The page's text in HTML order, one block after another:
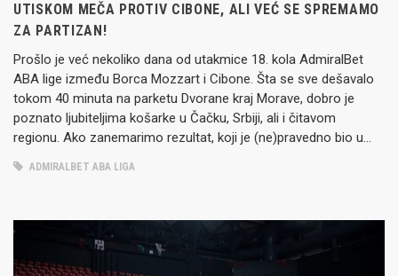
UTISKOM MEČA PROTIV CIBONE, ALI VEĆ SE SPREMAMO
ZA PARTIZAN!
Prošlo je već nekoliko dana od utakmice 18. kola AdmiralBet
ABA lige između Borca Mozzart i Cibone. Šta se sve dešavalo
tokom 40 minuta na parketu Dvorane kraj Morave, dobro je
poznato ljubiteljima košarke u Čačku, Srbiji, ali i čitavom
regionu. Ako zanemarimo rezultat, koji je (ne)pravedno bio u
ADMIRALBET ABA LIGA